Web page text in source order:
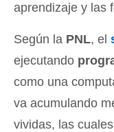
aprendizaje y las
Según la PNL, el
ejecutando
como una
va acumulando
vividas, las